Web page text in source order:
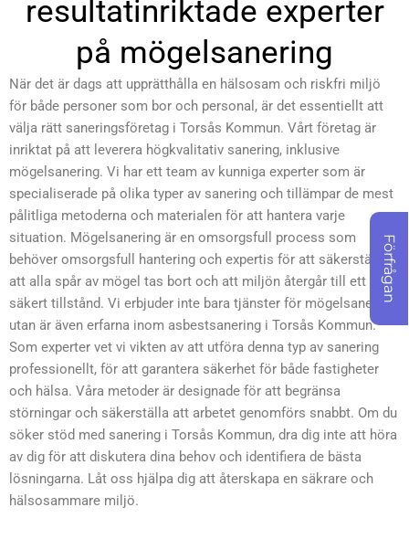
sätt, och vår mål är att
alltid överträffa dina
önskemål. Vi har de
kapaciteter och den
kunskap som är
nödvändiga för att
säkerställa att arbetet
utförs korrekt och effektivt.
Oavsett om det handlar om
ett litet eller omfattande
projekt, är vi här för att
assistera dig med alla dina
behov inom asbest och
PCB hantering. Kontakta
vårt team idag för att få
reda på mer om hur vi kan
stötta dig med att bidra till
en säkrare fastighetsmiljö.
Genom att höra av dig till
oss tar du första steget mot
att skydda dig själv och
Förfrågan
resultatinriktade experter
på mögelsanering
När det är dags att upprätthålla en hälsosam och riskfri miljö
för både personer som bor och personal, är det essentiellt att
välja rätt saneringsföretag i Torsås Kommun. Vårt företag är
inriktat på att leverera högkvalitativ sanering, inklusive
mögelsanering. Vi har ett team av kunniga experter som är
specialiserade på olika typer av sanering och tillämpar de mest
pålitliga metoderna och materialen för att hantera varje
situation. Mögelsanering är en omsorgsfull process som
behöver omsorgsfull hantering och expertis för att säkerställa
att alla spår av mögel tas bort och att miljön återgår till ett
säkert tillstånd. Vi erbjuder inte bara tjänster för mögelsanering
utan är även erfarna inom asbestsanering i Torsås Kommun.
Som experter vet vi vikten av att utföra denna typ av sanering
professionellt, för att garantera säkerhet för både fastigheter
och hälsa. Våra metoder är designade för att begränsa
störningar och säkerställa att arbetet genomförs snabbt. Om du
söker stöd med sanering i Torsås Kommun, dra dig inte att höra
av dig för att diskutera dina behov och identifiera de bästa
lösningarna. Låt oss hjälpa dig att återskapa en säkrare och
hälsosammare miljö.